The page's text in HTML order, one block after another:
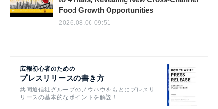
Food Growth Opportunities
2026.08.06 09:51
広報初心者のための
プレスリリースの書き方
共同通信社グループのノウハウをもとにプレスリ
リースの基本的なポイントを解説！